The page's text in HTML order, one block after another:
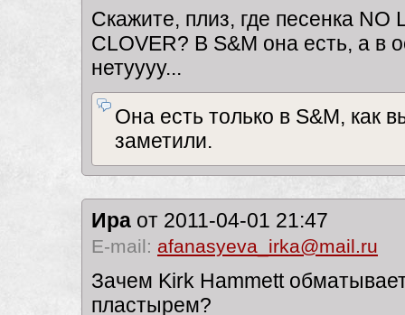
Скажите, плиз, где песенка NO
CLOVER? В S&M она есть, а в
нетуууу...
Она есть только в S&M, как
заметили.
Ира от 2011-04-01 21:47
E-mail: afanasyeva_irka@mail.ru
Зачем Kirk Hammett
пластырем?